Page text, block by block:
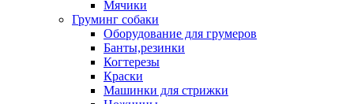
Мячики
Груминг собаки
Оборудование для грумеров
Банты,резинки
Когтерезы
Краски
Машинки для стрижки